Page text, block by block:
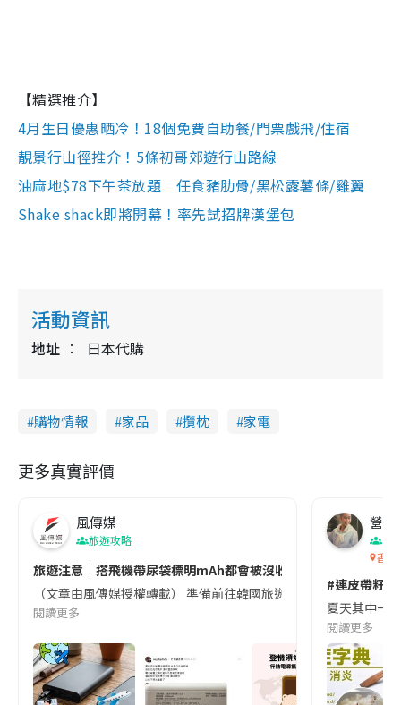
【精選推介】
4月生日優惠晒冷！18個免費自助餐/門票戲飛/住宿
靚景行山徑推介！5條初哥郊遊行山路線
油麻地$78下午茶放題 任食豬肋骨/黑松露薯條/雞翼
Shake shack即將開幕！率先試招牌漢堡包
活動資訊
地址 日本代購
購物情報 家品 攬枕 家電
更多真實評價
風傳媒
旅遊攻略
旅遊注意｜搭飛機帶尿袋標明mAh都會被沒收😱出發前切記檢查
（文章由風傳媒授權轉載） 準備前往韓國旅遊的民眾，近期要
閱讀更多
營養
香港
#連皮帶籽
夏天其中一
閱讀更多